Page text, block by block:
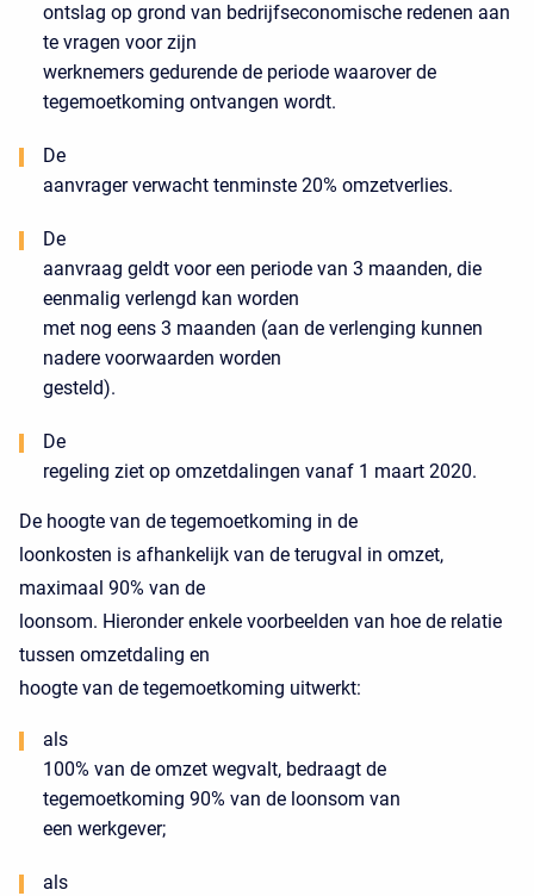
ontslag op grond van bedrijfseconomische redenen aan
te vragen voor zijn
werknemers gedurende de periode waarover de
tegemoetkoming ontvangen wordt.
De
aanvrager verwacht tenminste 20% omzetverlies.
De
aanvraag geldt voor een periode van 3 maanden, die
eenmalig verlengd kan worden
met nog eens 3 maanden (aan de verlenging kunnen
nadere voorwaarden worden
gesteld).
De
regeling ziet op omzetdalingen vanaf 1 maart 2020.
De hoogte van de tegemoetkoming in de
loonkosten is afhankelijk van de terugval in omzet,
maximaal 90% van de
loonsom. Hieronder enkele voorbeelden van hoe de relatie
tussen omzetdaling en
hoogte van de tegemoetkoming uitwerkt:
als
100% van de omzet wegvalt, bedraagt de
tegemoetkoming 90% van de loonsom van
een werkgever;
als